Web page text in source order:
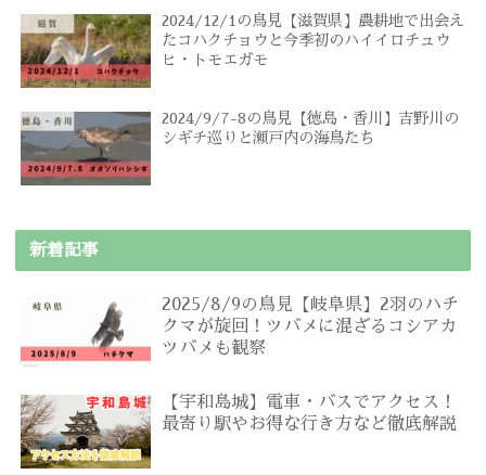
2024/12/1の鳥見【滋賀県】農耕地で出会え
たコハクチョウと今季初のハイイロチュウ
ヒ・トモエガモ
2024/9/7-8の鳥見【徳島・香川】吉野川の
シギチ巡りと瀬戸内の海鳥たち
新着記事
2025/8/9の鳥見【岐阜県】2羽のハチ
クマが旋回！ツバメに混ざるコシアカ
ツバメも観察
【宇和島城】電車・バスでアクセス！
最寄り駅やお得な行き方など徹底解説